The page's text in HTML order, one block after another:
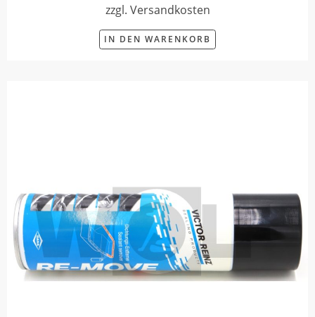
zzgl. Versandkosten
IN DEN WARENKORB